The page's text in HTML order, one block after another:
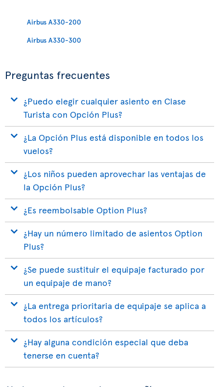
Airbus A330-200
Airbus A330-300
Preguntas frecuentes
¿Puedo elegir cualquier asiento en Clase
Turista con Opción Plus?
¿La Opción Plus está disponible en todos los
vuelos?
¿Los niños pueden aprovechar las ventajas de
la Opción Plus?
¿Es reembolsable Option Plus?
¿Hay un número limitado de asientos Option
Plus?
¿Se puede sustituir el equipaje facturado por
un equipaje de mano?
¿La entrega prioritaria de equipaje se aplica a
todos los artículos?
¿Hay alguna condición especial que deba
tenerse en cuenta?